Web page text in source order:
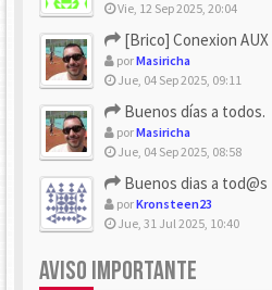
Vie, 12 Sep 2025, 20:04
[Brico] Conexion
porMasiricha
Jue, 04 Sep 2025, 09:11
Buenos días a todos.
porMasiricha
Jue, 04 Sep 2025, 08:58
Buenos dias a tod@s
porKronsteen23
Jue, 31 Jul 2025, 10:40
AVISO IMPORTANTE